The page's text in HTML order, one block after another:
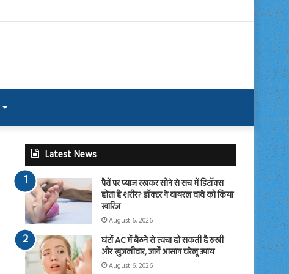
Latest News
पैरों पर प्याज रखकर सोने से सच में डिटॉक्स
होता है शरीर? डॉक्टर ने वायरल दावे को किया
खारिज
August 6, 2026
घंटों AC में बैठने से त्वचा हो सकती है रूखी
और खुजलीदार, जानें आसान घरेलू उपाय
August 6, 2026